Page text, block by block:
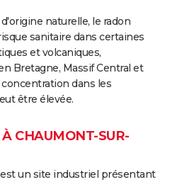
naturelle, le radon
sanitaire dans certaines
et volcaniques,
Bretagne, Massif Central et
concentration dans les
être élevée.
CHAUMONT-SUR-
un site industriel présentant